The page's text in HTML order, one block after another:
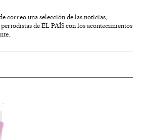
correo una selección de las noticias,
de EL PAÍS con los acontecimientos